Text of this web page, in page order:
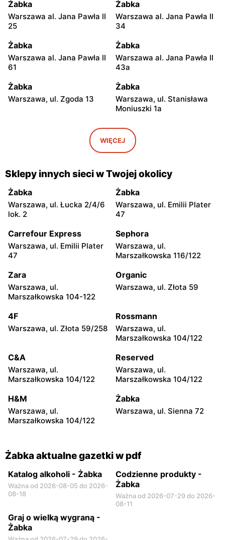
Żabka
Warszawa al. Jana Pawła II
25
Żabka
Warszawa al. Jana Pawła II
34
Żabka
Warszawa al. Jana Pawła II
61
Żabka
Warszawa al. Jana Pawła II
43a
Żabka
Warszawa, ul. Zgoda 13
Żabka
Warszawa, ul. Stanisława
Moniuszki 1a
Świętokrzyska 0 Stacja
Żabka
Warszawa, ul. Grzybowska
5
Żabka
Łódź, ul. Żurawia 14
Żabka
Warszawa, ul. Żurawia 18
Żabka Żabka
104
Żabka
2
Żabka
Żabka
Chałubińskiego 8
Żabka
Żabka
4
Żabka
Żabka Żabka
Żabka
Warszawa, ul. Prosta 2/14
Żabka
WIĘCEJ
Sklepy innych sieci w Twojej okolicy
Żabka
Warszawa, ul. Łucka 2/4/6
lok. 2
Żabka
Warszawa, ul. Emilii Plater
47
Carrefour Express
Warszawa, ul. Emilii Plater
47
Sephora
Warszawa, ul.
Marszałkowska 116/122
Zara
Warszawa, ul.
Marszałkowska 104-122
Organic
Warszawa, ul. Złota 59
4F
Warszawa, ul. Złota 59/258
Rossmann
Warszawa, ul.
Marszałkowska 104/122
C&A
Warszawa, ul.
Marszałkowska 104/122
Reserved
Warszawa, ul.
Marszałkowska 104/122
H&M
Warszawa, ul.
Marszałkowska 104/122
Żabka
Warszawa, ul. Sienna 72
Żabka aktualne gazetki w pdf
Katalog alkoholi - Żabka
Ważna od 2026-08-05 do 2026-
08-18
Codzienne produkty -
Żabka
Ważna od 2026-07-29 do 2026-
08-11
Graj o wielką wygraną -
Żabka